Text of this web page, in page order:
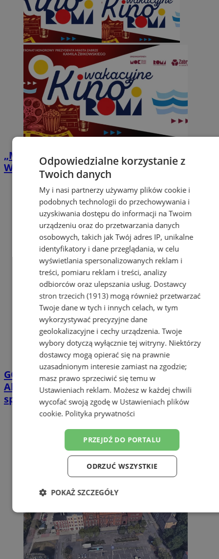
„Matrix” pod gwiazdami w Zabrzu.
Wakacyjne Kino ROMA zawita na Zaborze
GORĄCY TEMATGórnik Zabrze – UEFA:
Aktualna sytuacja z karami nałożonymi po
spotkaniu z Fenerbache
Odpowiedzialne korzystanie z
Twoich danych
My i nasi partnerzy używamy plików cookie i
podobnych technologii do przechowywania i
uzyskiwania dostępu do informacji na Twoim
urządzeniu oraz do przetwarzania danych
osobowych, takich jak Twój adres IP, unikalne
identyfikatory i dane przeglądania, w celu
wyświetlania spersonalizowanych reklam i
treści, pomiaru reklam i treści, analizy
odbiorców oraz ulepszania usług. Dostawcy
stron trzecich (1913)mogą również przetwarzać
Twoje dane w tych i innych celach, w tym
wykorzystywać precyzyjne dane
geolokalizacyjne i cechy urządzenia. Twoje
wybory dotyczą wyłącznie tej witryny. Niektórzy
dostawcy mogą opierać się na prawnie
uzasadnionym interesie zamiast na zgodzie;
masz prawo sprzeciwić się temu w
Ustawieniach reklam. Możesz w każdej chwili
wycofać swoją zgodę w Ustawieniach plików
cookie. Polityka prywatności
PRZEJDŹ DO PORTALU
ODRZUĆ WSZYSTKIE
POKAŻ SZCZEGÓŁY
Niezbędne Wydajność Targetowanie
Funkcjonalność Niesklasyfikowane